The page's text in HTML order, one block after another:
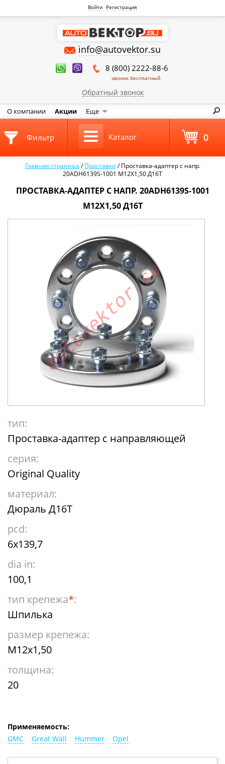
Войти Регистрация
info@autovektor.su
8 (800) 2222-88-6
звонок бесплатный
Обратный звонок
О компании Акции Еще
Главная страница /Проставки /Проставка-адаптер с напр.
20ADH6139S-1001 М12Х1,50 Д16Т
ПРОСТАВКА-АДАПТЕР С НАПР. 20ADH6139S-1001
М12Х1,50 Д16Т
тип:
Проставка-адаптер с направляющей
серия:
Original Quality
материал:
Дюраль Д16Т
pcd:
6x139,7
dia in:
100,1
тип крепежа*:
Шпилька
размер крепежа:
М12х1,50
толщина:
20
Применяемость:
GMC
Great Wall Hummer Opel
Фильтр Каталог 0